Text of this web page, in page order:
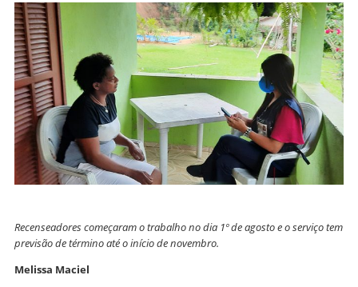
Recenseadores começaram o trabalho no dia 1º de agosto e o serviço tem
previsão de término até o início de novembro.
Melissa Maciel